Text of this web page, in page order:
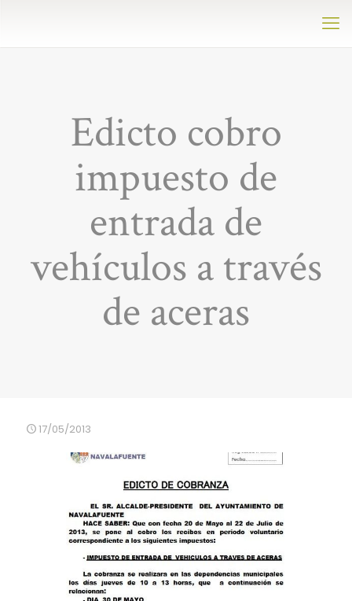
Edicto cobro
impuesto de
entrada de
vehículos a través
de aceras
17/05/2013